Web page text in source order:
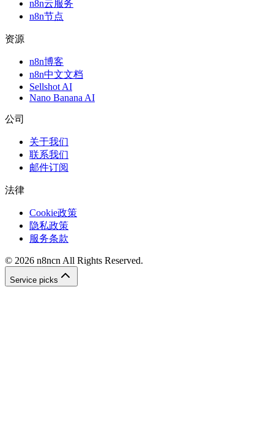
n8n云服务
n8n节点
资源
n8n博客
n8n中文文档
Sellshot AI
Nano Banana AI
公司
关于我们
联系我们
邮件订阅
法律
Cookie政策
隐私政策
服务条款
© 2026 n8ncn All Rights Reserved.
Service picks